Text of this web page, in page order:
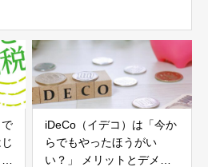
iDeCo（イデコ）は「今か
らでもやったほうがい
い？」 メリットとデメリ